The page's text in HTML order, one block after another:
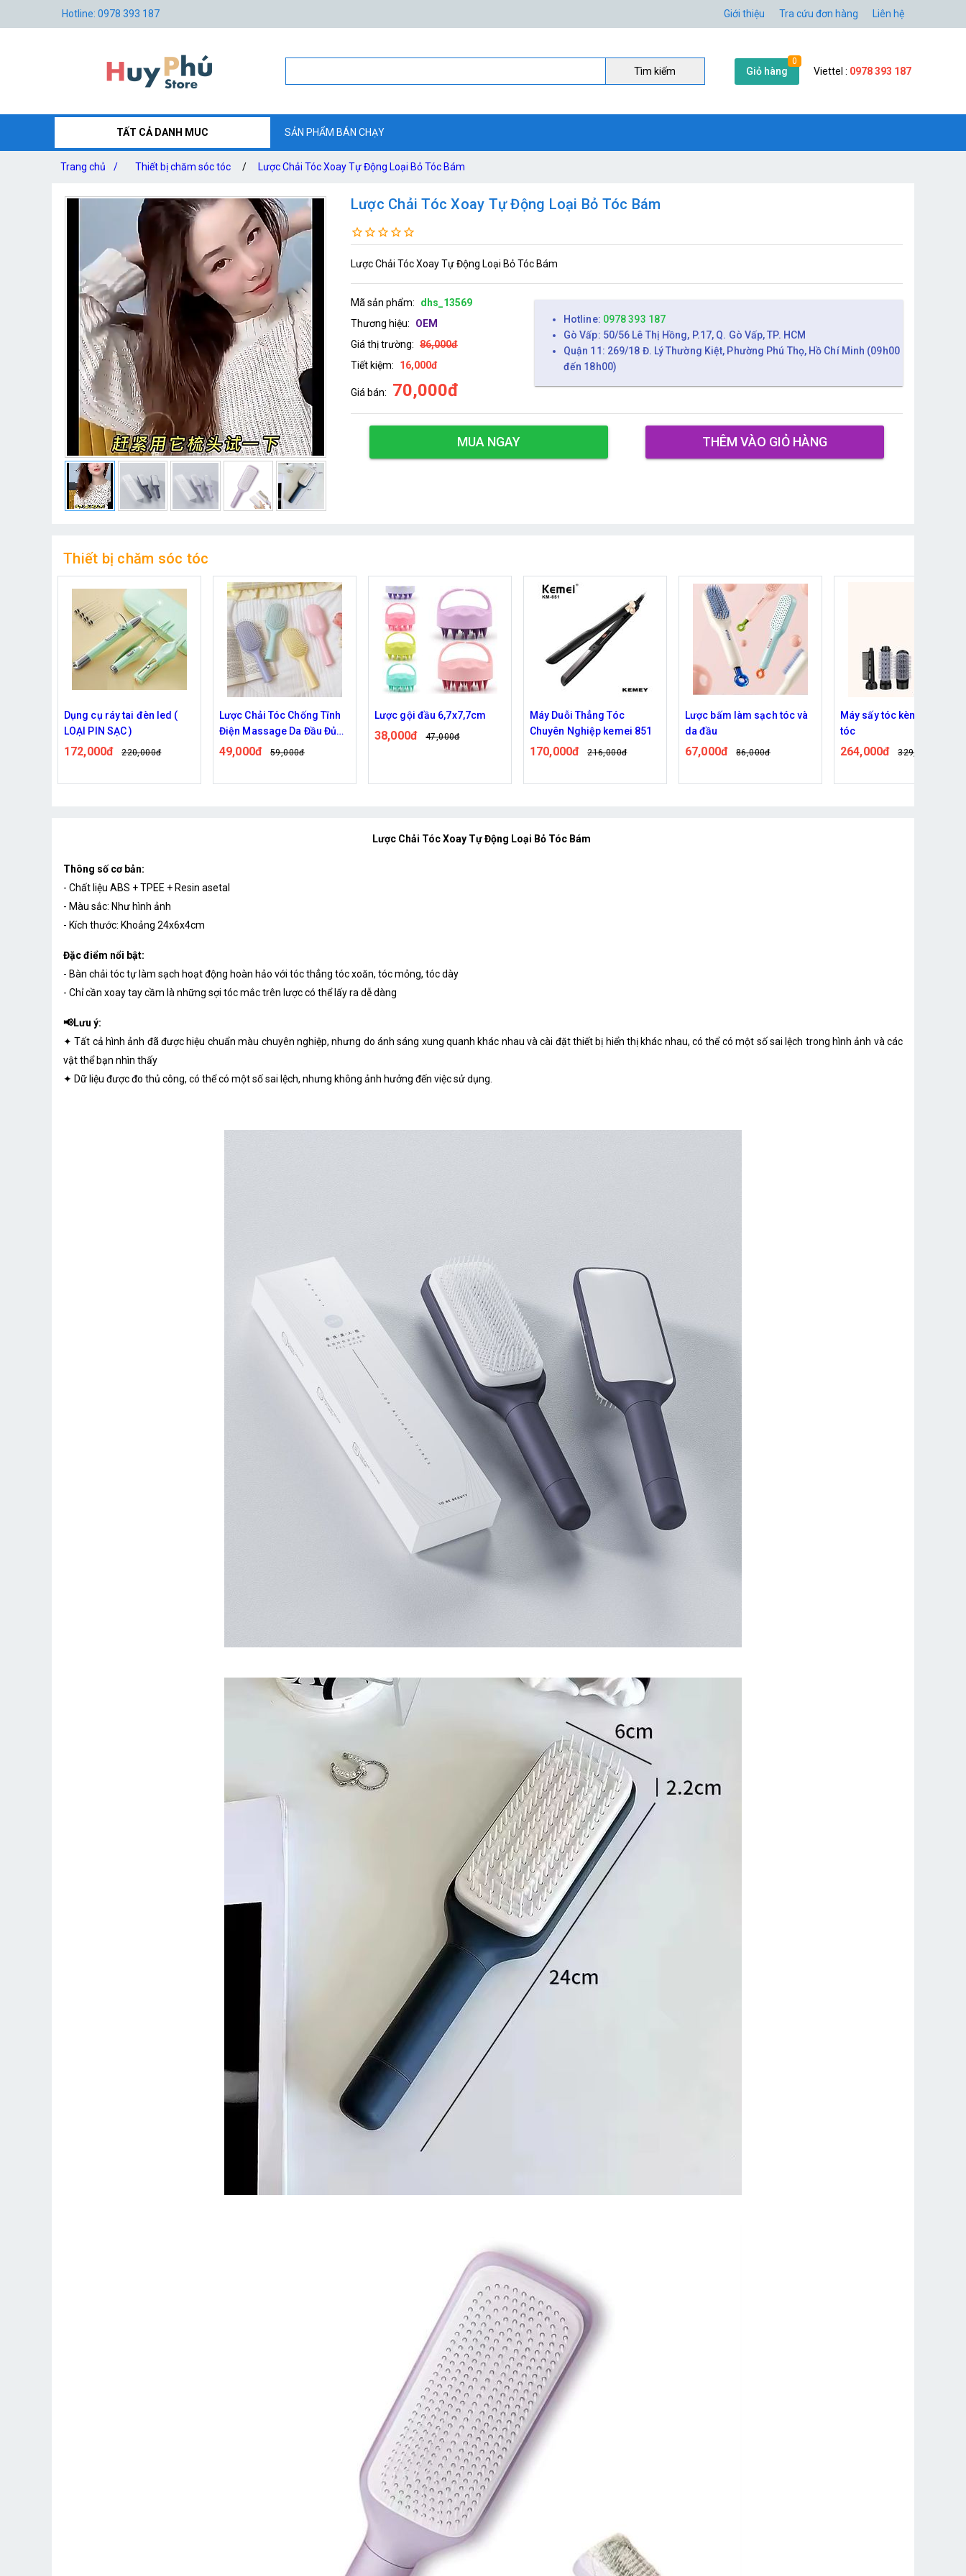
Hotline: 0978 393 187 Giới thiệu Tra cứu đơn hàng Liên hệ
Tìm kiếm Giỏ hàng
0
Viettel : 0978 393 187
TẤT CẢ DANH MUC SẢN PHẨM BÁN CHẠY
Trang chủ / Thiết bị chăm sóc tóc / Lược Chải Tóc Xoay Tự Động Loại Bỏ Tóc Bám
Lược Chải Tóc Xoay Tự Động Loại Bỏ Tóc Bám
Lược Chải Tóc Xoay Tự Động Loại Bỏ Tóc Bám
Mã sản phẩm:
dhs_13569
Thương hiệu:
OEM
Giá thị trường: 86,000đ
Tiết kiệm:
16,000đ
Giá bán: 70,000đ
Hotline: 0978 393 187
Gò Vấp: 50/56 Lê Thị Hồng, P.17, Q. Gò Vấp, TP. HCM
Quận 11: 269/18 Đ. Lý Thường Kiệt, Phường Phú Thọ, Hồ Chí Minh (09h00
đến 18h00)
MUA NGAY THÊM VÀO GIỎ HÀNG
Thiết bị chăm sóc tóc
Lược Chải Tóc Chống Tĩnh
Điện Massage Da Đầu Đủ
Màu
49,000đ 59,000đ
Lược gội đầu 6,7x7,7cm
38,000đ 47,000đ
Máy Duỗi Thẳng Tóc
Chuyên Nghiệp kemei 851
Lược bấm làm sạch tóc và
da đầu
67,000đ 86,000đ
Máy sấy tóc kèm 3 đầu uổn
tóc
264,000đ 329,000đ
Máy Duỗi Tóc Chuyên
Nghiêp Điều Chỉnh Nhiệt
Kemei Km 9827
215,000đ 260,000đ
Lược Chải Tóc Xoay Tự Động Loại Bỏ Tóc Bám
Thông số cơ bản:
- Chất liệu ABS + TPEE + Resin asetal
- Màu sắc: Như hình ảnh
- Kích thước: Khoảng 24x6x4cm
Đặc điểm nổi bật:
- Bàn chải tóc tự làm sạch hoạt động hoàn hảo với tóc thẳng tóc xoăn, tóc mỏng, tóc dày
- Chỉ cần xoay tay cầm là những sợi tóc mắc trên lược có thể lấy ra dễ dàng
📢Lưu ý:
✦ Tất cả hình ảnh đã được hiệu chuẩn màu chuyên nghiệp, nhưng do ánh sáng xung quanh khác nhau và cài đặt thiết bị hiển thị khác nhau, có thể có một số sai lệch trong hình ảnh và các
vật thể bạn nhìn thấy
✦ Dữ liệu được đo thủ công, có thể có một số sai lệch, nhưng không ảnh hưởng đến việc sử dụng.